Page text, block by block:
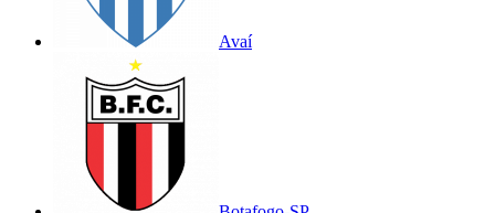
Avaí